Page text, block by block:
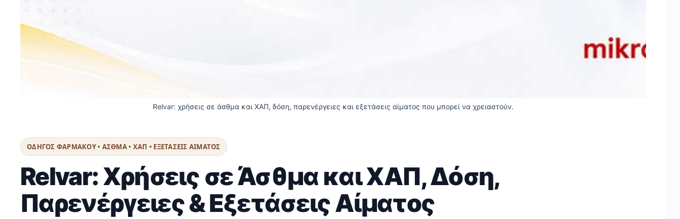
Relvar: χρήσεις σε άσθμα και ΧΑΠ, δόση, παρενέργειες και εξετάσεις αίματος που μπορεί να χρειαστούν.
ΟΔΗΓΟΣ ΦΑΡΜΑΚΟΥ • ΑΣΘΜΑ • ΧΑΠ • ΕΞΕΤΑΣΕΙΣ ΑΙΜΑΤΟΣ
Relvar: Χρήσεις σε Άσθμα και ΧΑΠ, Δόση,
Παρενέργειες & Εξετάσεις Αίματος